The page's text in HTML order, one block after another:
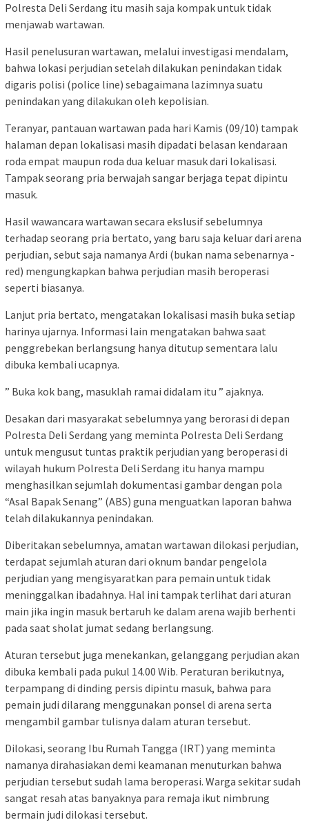
Polresta Deli Serdang itu masih saja kompak untuk tidak
menjawab wartawan.
Hasil penelusuran wartawan, melalui investigasi mendalam,
bahwa lokasi perjudian setelah dilakukan penindakan tidak
digaris polisi (police line) sebagaimana lazimnya suatu
penindakan yang dilakukan oleh kepolisian.
Teranyar, pantauan wartawan pada hari Kamis (09/10) tampak
halaman depan lokalisasi masih dipadati belasan kendaraan
roda empat maupun roda dua keluar masuk dari lokalisasi.
Tampak seorang pria berwajah sangar berjaga tepat dipintu
masuk.
Hasil wawancara wartawan secara ekslusif sebelumnya
terhadap seorang pria bertato, yang baru saja keluar dari arena
perjudian, sebut saja namanya Ardi (bukan nama sebenarnya -
red) mengungkapkan bahwa perjudian masih beroperasi
seperti biasanya.
Lanjut pria bertato, mengatakan lokalisasi masih buka setiap
harinya ujarnya. Informasi lain mengatakan bahwa saat
penggrebekan berlangsung hanya ditutup sementara lalu
dibuka kembali ucapnya.
” Buka kok bang, masuklah ramai didalam itu ” ajaknya.
Desakan dari masyarakat sebelumnya yang berorasi di depan
Polresta Deli Serdang yang meminta Polresta Deli Serdang
untuk mengusut tuntas praktik perjudian yang beroperasi di
wilayah hukum Polresta Deli Serdang itu hanya mampu
menghasilkan sejumlah dokumentasi gambar dengan pola
“Asal Bapak Senang” (ABS) guna menguatkan laporan bahwa
telah dilakukannya penindakan.
Diberitakan sebelumnya, amatan wartawan dilokasi perjudian,
terdapat sejumlah aturan dari oknum bandar pengelola
perjudian yang mengisyaratkan para pemain untuk tidak
meninggalkan ibadahnya. Hal ini tampak terlihat dari aturan
main jika ingin masuk bertaruh ke dalam arena wajib berhenti
pada saat sholat jumat sedang berlangsung.
Aturan tersebut juga menekankan, gelanggang perjudian akan
dibuka kembali pada pukul 14.00 Wib. Peraturan berikutnya,
terpampang di dinding persis dipintu masuk, bahwa para
pemain judi dilarang menggunakan ponsel di arena serta
mengambil gambar tulisnya dalam aturan tersebut.
Dilokasi, seorang Ibu Rumah Tangga (IRT) yang meminta
namanya dirahasiakan demi keamanan menuturkan bahwa
perjudian tersebut sudah lama beroperasi. Warga sekitar sudah
sangat resah atas banyaknya para remaja ikut nimbrung
bermain judi dilokasi tersebut.